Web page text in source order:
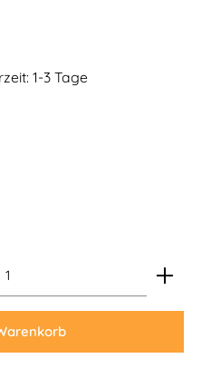
von 0 von 5 Sternen
1-3 Tage
gewünschten Wert ein